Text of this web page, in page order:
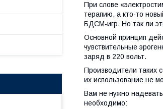
При слове
терапию, а кто-то
БДСМ-игр. Но так ли
Основной принцип
чувствительные
заряд в 220 вольт.
Производители таких
их использование не
Вам не нужно
необходимо: